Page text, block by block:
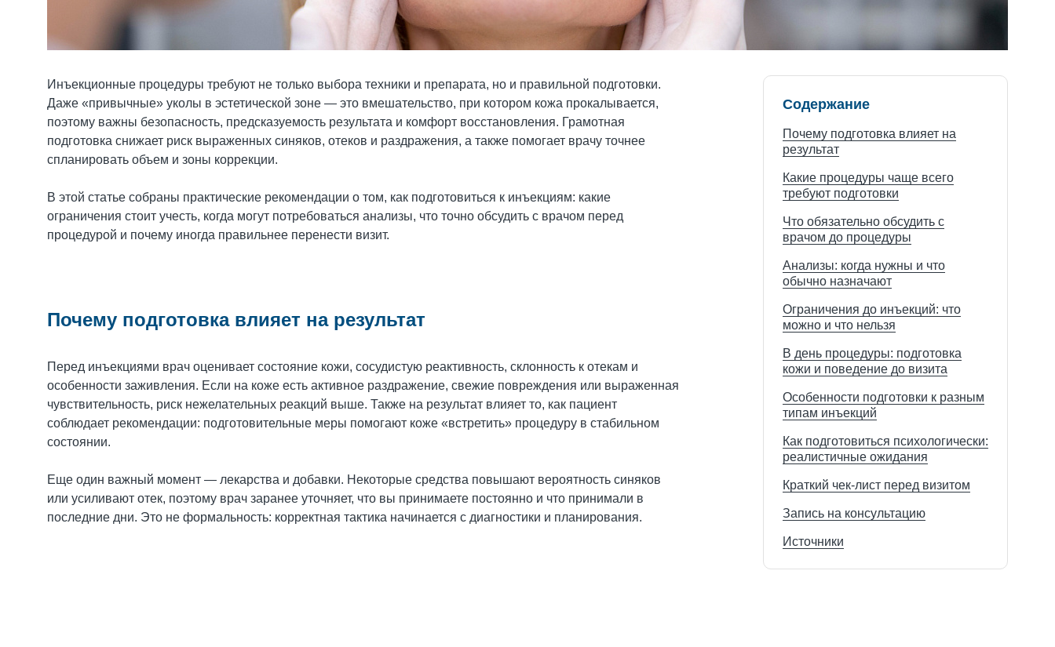
Инъекционные процедуры требуют не только выбора техники и препарата, но и правильной подготовки.
Даже «привычные» уколы в эстетической зоне — это вмешательство, при котором кожа прокалывается,
поэтому важны безопасность, предсказуемость результата и комфорт восстановления. Грамотная
подготовка снижает риск выраженных синяков, отеков и раздражения, а также помогает врачу точнее
спланировать объем и зоны коррекции.
В этой статье собраны практические рекомендации о том, как подготовиться к инъекциям: какие
ограничения стоит учесть, когда могут потребоваться анализы, что точно обсудить с врачом перед
процедурой и почему иногда правильнее перенести визит.
Содержание
Почему подготовка влияет на
результат
Какие процедуры чаще всего
требуют подготовки
Что обязательно обсудить с
врачом до процедуры
Анализы: когда нужны и что
обычно назначают
Ограничения до инъекций: что
можно и что нельзя
В день процедуры: подготовка
кожи и поведение до визита
Особенности подготовки к разным
типам инъекций
Как подготовиться психологически:
реалистичные ожидания
Краткий чек-лист перед визитом
Запись на консультацию
Источники
Почему подготовка влияет на результат
Перед инъекциями врач оценивает состояние кожи, сосудистую реактивность, склонность к отекам и
особенности заживления. Если на коже есть активное раздражение, свежие повреждения или выраженная
чувствительность, риск нежелательных реакций выше. Также на результат влияет то, как пациент
соблюдает рекомендации: подготовительные меры помогают коже «встретить» процедуру в стабильном
состоянии.
Еще один важный момент — лекарства и добавки. Некоторые средства повышают вероятность синяков
или усиливают отек, поэтому врач заранее уточняет, что вы принимаете постоянно и что принимали в
последние дни. Это не формальность: корректная тактика начинается с диагностики и планирования.